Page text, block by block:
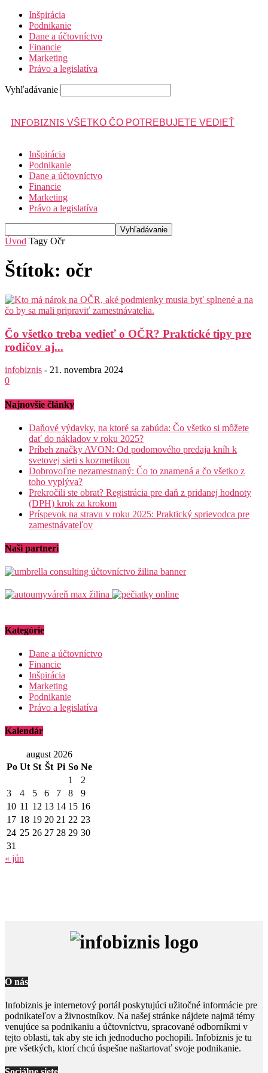
Inšpirácia
Podnikanie
Dane a účtovníctvo
Financie
Marketing
Právo a legislatíva
Vyhľadávanie
INFOBIZNIS VŠETKO ČO POTREBUJETE VEDIEŤ
Inšpirácia
Podnikanie
Dane a účtovníctvo
Financie
Marketing
Právo a legislatíva
Úvod Tagy Očr
Štítok: očr
Čo všetko treba vedieť o OČR? Praktické tipy pre
rodičov aj...
infobiznis - 21. novembra 2024
0
Najnovšie články
Daňové výdavky, na ktoré sa zabúda: Čo všetko si môžete
dať do nákladov v roku 2025?
Príbeh značky AVON: Od podomového predaja kníh k
svetovej sieti s kozmetikou
Dobrovoľne nezamestnaný: Čo to znamená a čo všetko z
toho vyplýva?
Prekročili ste obrat? Registrácia pre daň z pridanej hodnoty
(DPH) krok za krokom
Príspevok na stravu v roku 2025: Praktický sprievodca pre
zamestnávateľov
Naši partneri
Kategórie
Dane a účtovníctvo
Financie
Inšpirácia
Marketing
Podnikanie
Právo a legislatíva
Kalendár
august 2026
Po Ut St Št Pi So Ne
1
2
3
4 5 6 7 8
9
10 11 12 13 14 15 16
17 18 19 20 21 22 23
24 25 26 27 28 29 30
31
« jún
O nás
Infobiznis je internetový portál poskytujúci užitočné informácie pre
podnikateľov a živnostníkov. Na našej stránke nájdete najmä témy
venujúce sa podnikaniu a účtovníctvu, spracované odborníkmi v
tejto oblasti, tak aby ste ich jednoducho pochopili. Infobiznis je tu
pre všetkých, ktorí chcú úspešne naštartovať svoje podnikanie.